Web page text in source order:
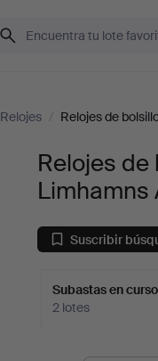
Relojes / Relojes de
Relojes de
Limhamns
Suscribir
Subastas en curso
2 lotes